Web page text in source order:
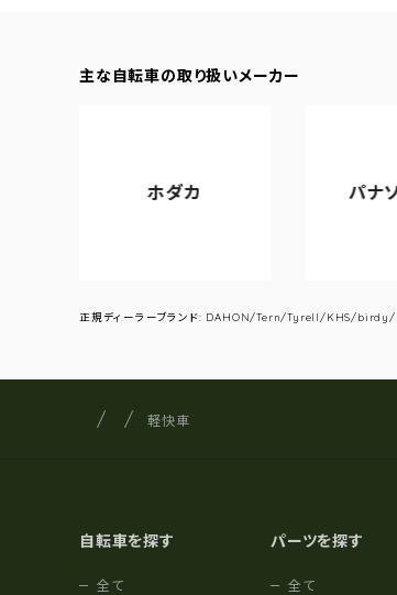
主な自転車の取り扱いメーカー
ホダカ パナソニッ
正規ディーラーブランド: DAHON/Tern/Tyrell/KHS/
サイト内の現在地
サイクルショップナカゴヤ
軽快車
自転車を探す
全て
パーツを探す
全て